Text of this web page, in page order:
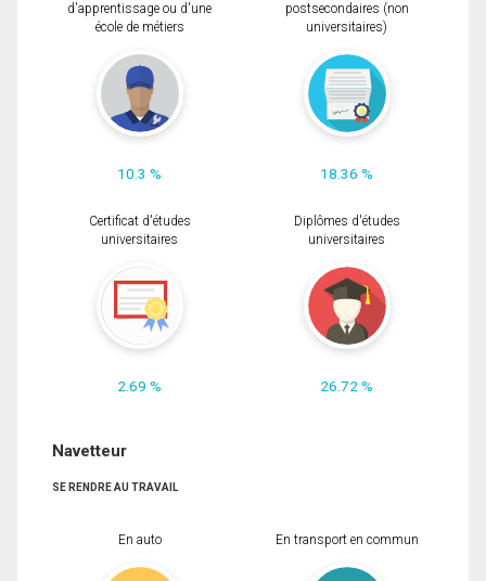
d'apprentissage ou d'une
école de métiers
10.3 %
postsecondaires (non
universitaires)
18.36 %
Certificat d'études
universitaires
2.69 %
Diplômes d'études
universitaires
26.72 %
Navetteur
SE RENDRE AU TRAVAIL
En auto En transport en commun